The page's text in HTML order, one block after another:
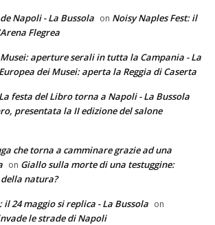
Napoli - La Bussola on Noisy Naples Fest: il
Flegrea
aperture serali in tutta la Campania - La
dei Musei: aperta la Reggia di Caserta
festa del Libro torna a Napoli - La Bussola
presentata la II edizione del salone
che torna a camminare grazie ad una
on Giallo sulla morte di una testuggine:
natura?
24 maggio si replica - La Bussola on
le strade di Napoli